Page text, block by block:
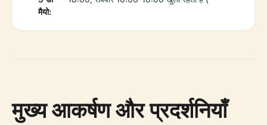
मैयो:
मुख्य आकर्षण और प्रदर्शनियाँ